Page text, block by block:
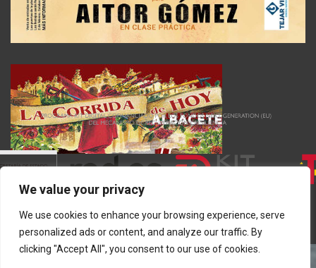
We value your privacy
We use cookies to enhance your browsing experience, serve
personalized ads or content, and analyze our traffic. By
clicking "Accept All", you consent to our use of cookies.